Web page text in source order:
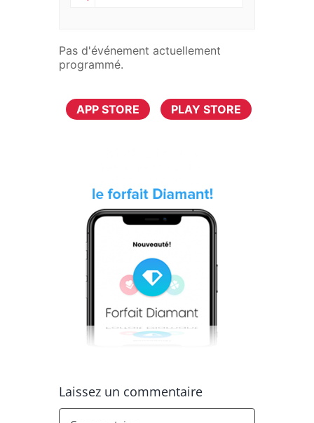
Pas d'événement actuellement
programmé.
APP STORE PLAY STORE
Laissez un commentaire
Commentaire